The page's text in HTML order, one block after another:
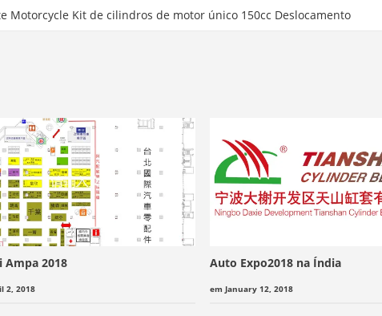
Motorcycle Kit de cilindros de motor único 150cc Deslocamento
de motocicletas Peças 150cc Capacidade Bajaj-EW150
Ampa 2018
2, 2018
Auto Expo2018 na Índia
em January 12, 2018